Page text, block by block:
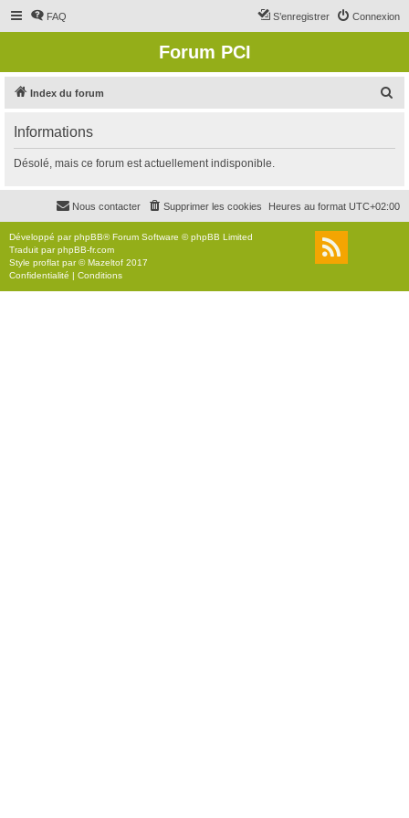
FAQ Connexion
S’enregistrer
Forum PCI
Index du forum
r
c
r
Informations
Désolé, mais ce forum est actuellement indisponible.
Heures au format UTC+02:00
Supprimer les cookies
Nous contacter
Développé parphpBB® Forum Software © phpBB Limited
Traduit parphpBB-fr.com
Style proflat par ©Mazeltof 2017
Confidentialité | Conditions